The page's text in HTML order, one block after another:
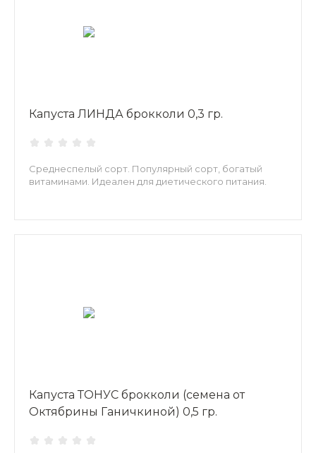
хранения в холодильнике и замораживания.
Капуста ЛИНДА брокколи 0,3 гр.
Среднеспелый сорт. Популярный сорт, богатый
витаминами. Идеален для диетического питания.
Капуста ТОНУС брокколи (семена от
Октябрины Ганичкиной) 0,5 гр.